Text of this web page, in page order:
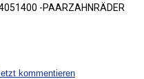
-PAARZAHNRÄDER
kommentieren